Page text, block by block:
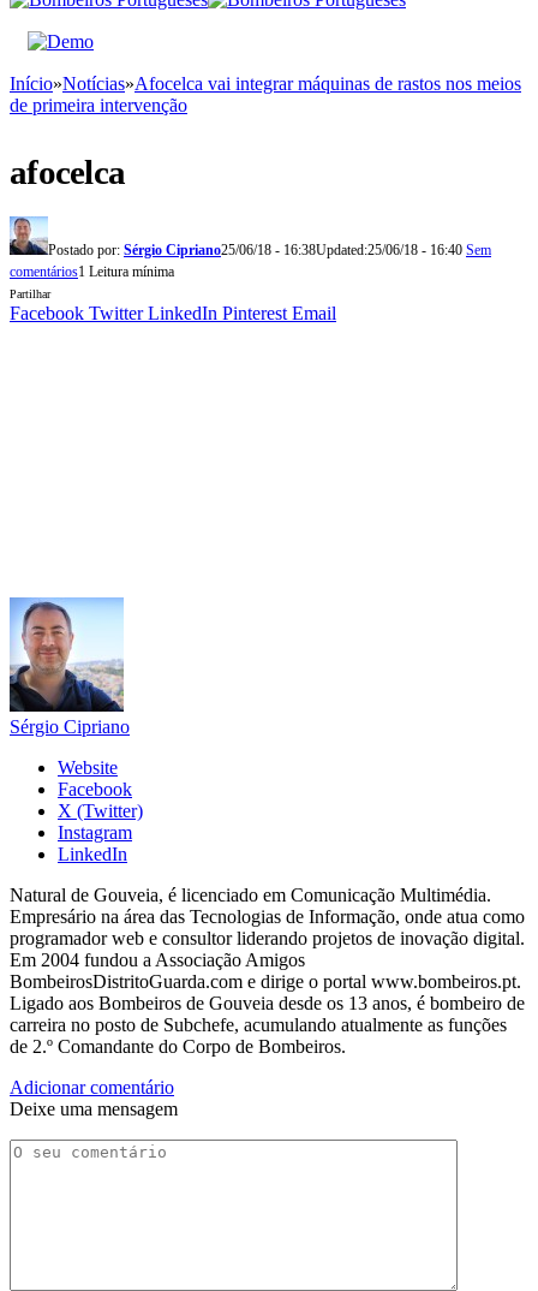
Início»Notícias»Afocelca vai integrar máquinas de rastos nos meios
de primeira intervenção
afocelca
Postado por: Sérgio Cipriano25/06/18 - 16:38Updated:25/06/18 - 16:40 Sem
comentários1 Leitura mínima
Partilhar
Facebook Twitter LinkedIn Pinterest Email
Sérgio Cipriano
Website
Facebook
X (Twitter)
Instagram
LinkedIn
Natural de Gouveia, é licenciado em Comunicação Multimédia.
Empresário na área das Tecnologias de Informação, onde atua como
programador web e consultor liderando projetos de inovação digital.
Em 2004 fundou a Associação Amigos
BombeirosDistritoGuarda.com e dirige o portal www.bombeiros.pt.
Ligado aos Bombeiros de Gouveia desde os 13 anos, é bombeiro de
carreira no posto de Subchefe, acumulando atualmente as funções
de 2.º Comandante do Corpo de Bombeiros.
Adicionar comentário
Deixe uma mensagem